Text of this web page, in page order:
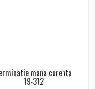
mana curenta
19‑312